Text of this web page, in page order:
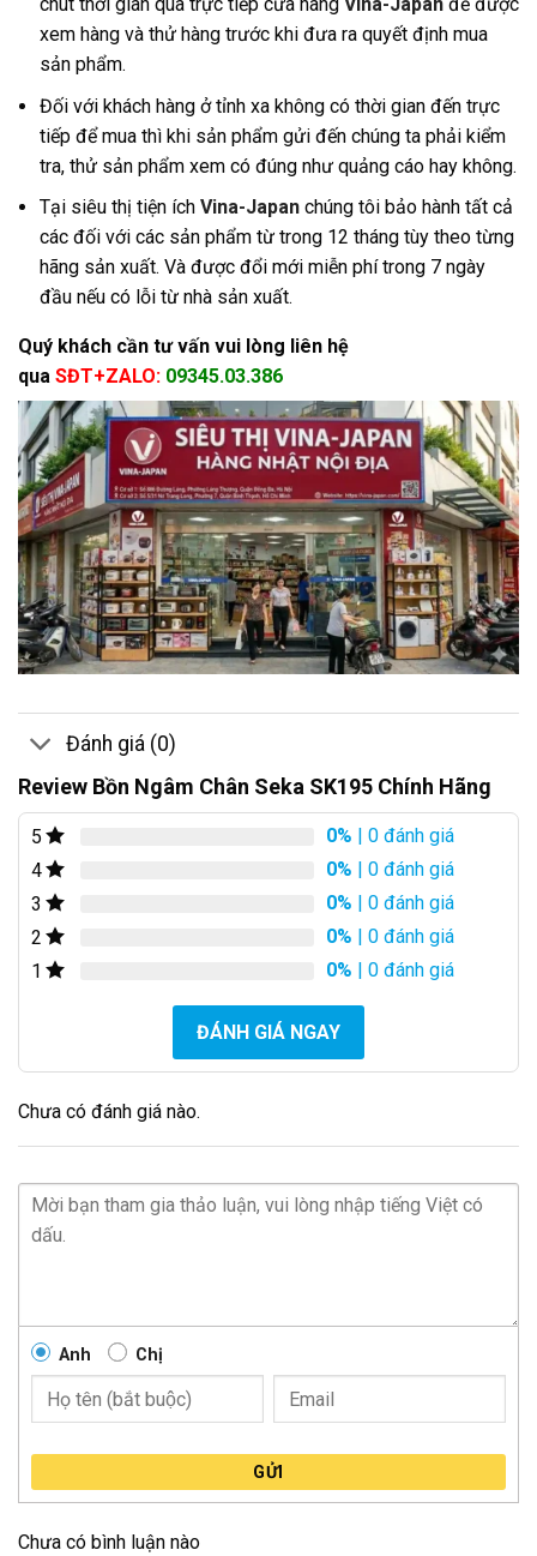
xem hàng và thử hàng trước khi đưa ra quyết định mua
sản phẩm.
Đối với khách hàng ở tỉnh xa không có thời gian đến trực
tiếp để mua thì khi sản phẩm gửi đến chúng ta phải kiểm
tra, thử sản phẩm xem có đúng như quảng cáo hay không.
Tại siêu thị tiện ích Vina-Japan chúng tôi bảo hành tất cả
các đối với các sản phẩm từ trong 12 tháng tùy theo từng
hãng sản xuất. Và được đổi mới miễn phí trong 7 ngày
đầu nếu có lỗi từ nhà sản xuất.
Quý khách cần tư vấn vui lòng liên hệ
qua SĐT+ZALO: 09345.03.386
Đánh giá (0)
Review Bồn Ngâm Chân Seka SK195 Chính Hãng
5 0% | 0 đánh giá
4
0% | 0 đánh giá
3
0% | 0 đánh giá
2
0% | 0 đánh giá
1
0% | 0 đánh giá
ĐÁNH GIÁ NGAY
Chưa có đánh giá nào.
Anh Chị
GỬI
Chưa có bình luận nào